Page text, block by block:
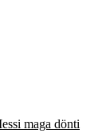
maga dönti